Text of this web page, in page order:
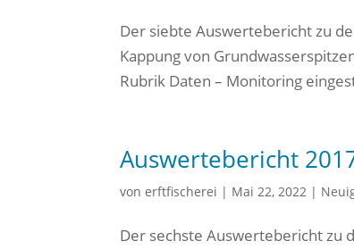
Der siebte Auswertebericht zu
Kappung von
Rubrik Daten – Monitoring
Auswertebericht
vonerftfischerei | Mai 22, 2022 |
Der sechste Auswertebericht zu